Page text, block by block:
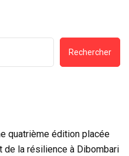
Rechercher
quatrième édition placée
de la résilience à Dibombari